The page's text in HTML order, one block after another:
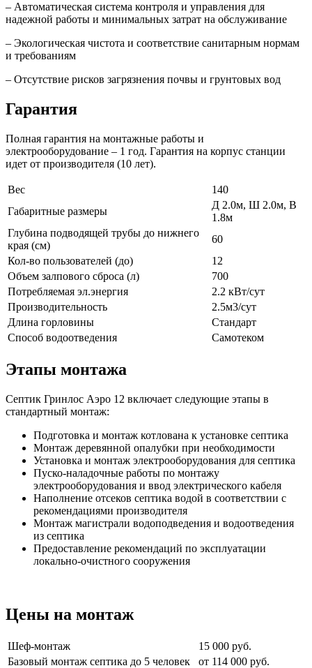
– Автоматическая система контроля и управления для
надежной работы и минимальных затрат на обслуживание
– Экологическая чистота и соответствие санитарным нормам
и требованиям
– Отсутствие рисков загрязнения почвы и грунтовых вод
Гарантия
Полная гарантия на монтажные работы и
электрооборудование – 1 год. Гарантия на корпус станции
идет от производителя (10 лет).
Вес
140
Габаритные размеры
Д 2.0м, Ш 2.0м, В
1.8м
Глубина подводящей трубы до нижнего
края (см)
60
Кол-во пользователей (до)
12
Объем залпового сброса (л)
700
Потребляемая эл.энергия
2.2 кВт/сут
Производительность
2.5м3/сут
Длина горловины
Стандарт
Способ водоотведения
Самотеком
Этапы монтажа
Септик Гринлос Аэро 12 включает следующие этапы в
стандартный монтаж:
Подготовка и монтаж котлована к установке септика
Монтаж деревянной опалубки при необходимости
Установка и монтаж электрооборудования для септика
Пуско-наладочные работы по монтажу
электрооборудования и ввод электрического кабеля
Наполнение отсеков септика водой в соответствии с
рекомендациями производителя
Монтаж магистрали водоподведения и водоотведения
из септика
Предоставление рекомендаций по эксплуатации
локально-очистного сооружения
Цены на монтаж
Шеф-монтаж
15 000 руб.
Базовый монтаж септика до 5 человек
от 114 000 руб.